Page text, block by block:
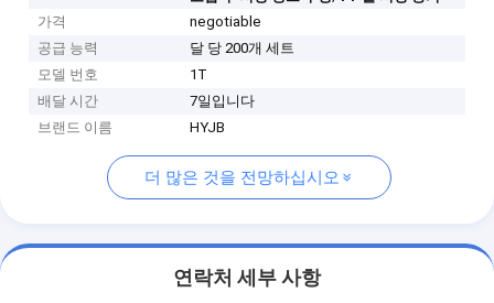
가격
negotiable
공급 능력
달 당 200개 세트
모델 번호
1T
배달 시간
7일입니다
브랜드 이름
HYJB
더 많은 것을 전망하십시오
연락처 세부 사항